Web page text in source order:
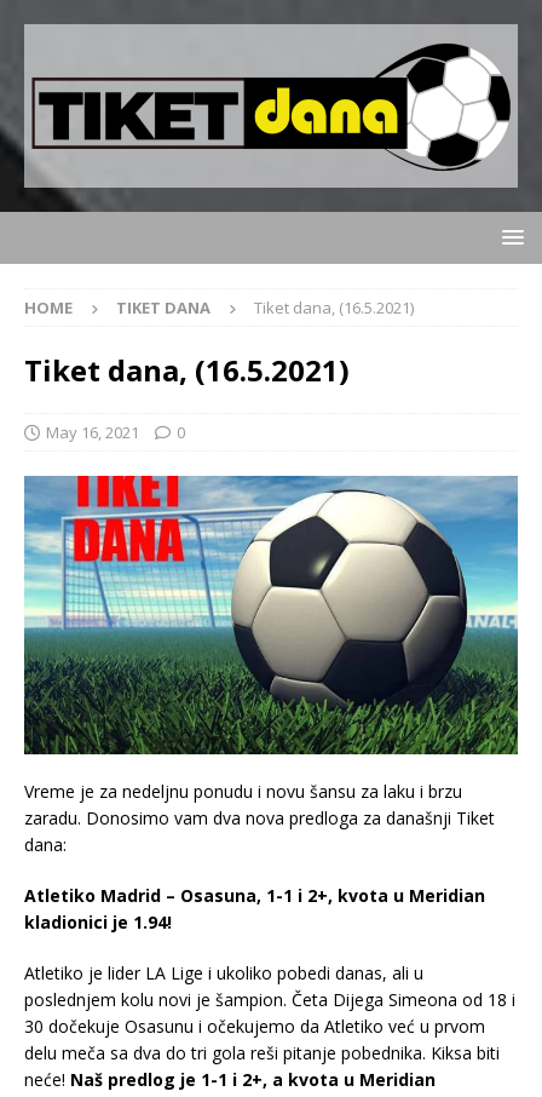
HOME TIKET DANA Tiket dana, (16.5.2021)
Tiket dana, (16.5.2021)
May 16, 2021 0
Vreme je za nedeljnu ponudu i novu šansu za laku i brzu
zaradu. Donosimo vam dva nova predloga za današnji Tiket
dana:
Atletiko Madrid – Osasuna, 1-1 i 2+, kvota u Meridian
kladionici je 1.94!
Atletiko je lider LA Lige i ukoliko pobedi danas, ali u
poslednjem kolu novi je šampion. Četa Dijega Simeona od 18 i
30 dočekuje Osasunu i očekujemo da Atletiko već u prvom
delu meča sa dva do tri gola reši pitanje pobednika. Kiksa biti
neće! Naš predlog je 1-1 i 2+, a kvota u Meridian